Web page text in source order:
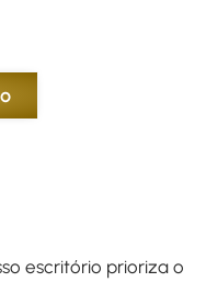
escritório prioriza o